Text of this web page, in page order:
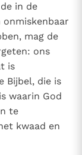
in de
mag de
ons
is
Bijbel, die is
waarin God
te
kwaad en